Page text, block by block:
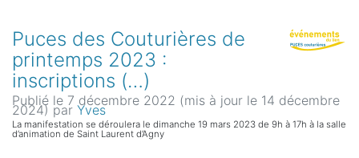
Puces des Couturières de
printemps 2023 :
inscriptions (…)
Publié le 7 décembre 2022 (mis à jour le 14 décembre
2024) par Yves
La manifestation se déroulera le dimanche 19 mars 2023 de 9h à 17h à la salle
d’animation de Saint Laurent d’Agny